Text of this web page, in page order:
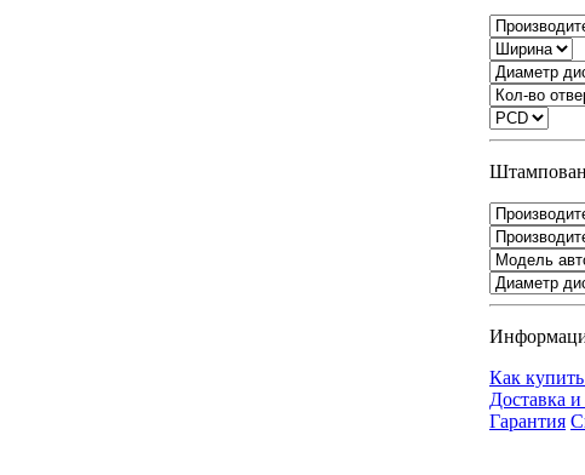
Как
Доставка и
Гарантия